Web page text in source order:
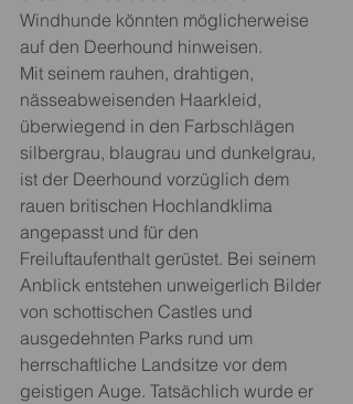
Windhunde könnten möglicherweise
auf den Deerhound hinweisen.
Mit seinem rauhen, drahtigen,
nässeabweisenden Haarkleid,
überwiegend in den Farbschlägen
silbergrau, blaugrau und dunkelgrau,
ist der Deerhound vorzüglich dem
rauen britischen Hochlandklima
angepasst und für den
Freiluftaufenthalt gerüstet. Bei seinem
Anblick entstehen unweigerlich Bilder
von schottischen Castles und
ausgedehnten Parks rund um
herrschaftliche Landsitze vor dem
geistigen Auge. Tatsächlich wurde er